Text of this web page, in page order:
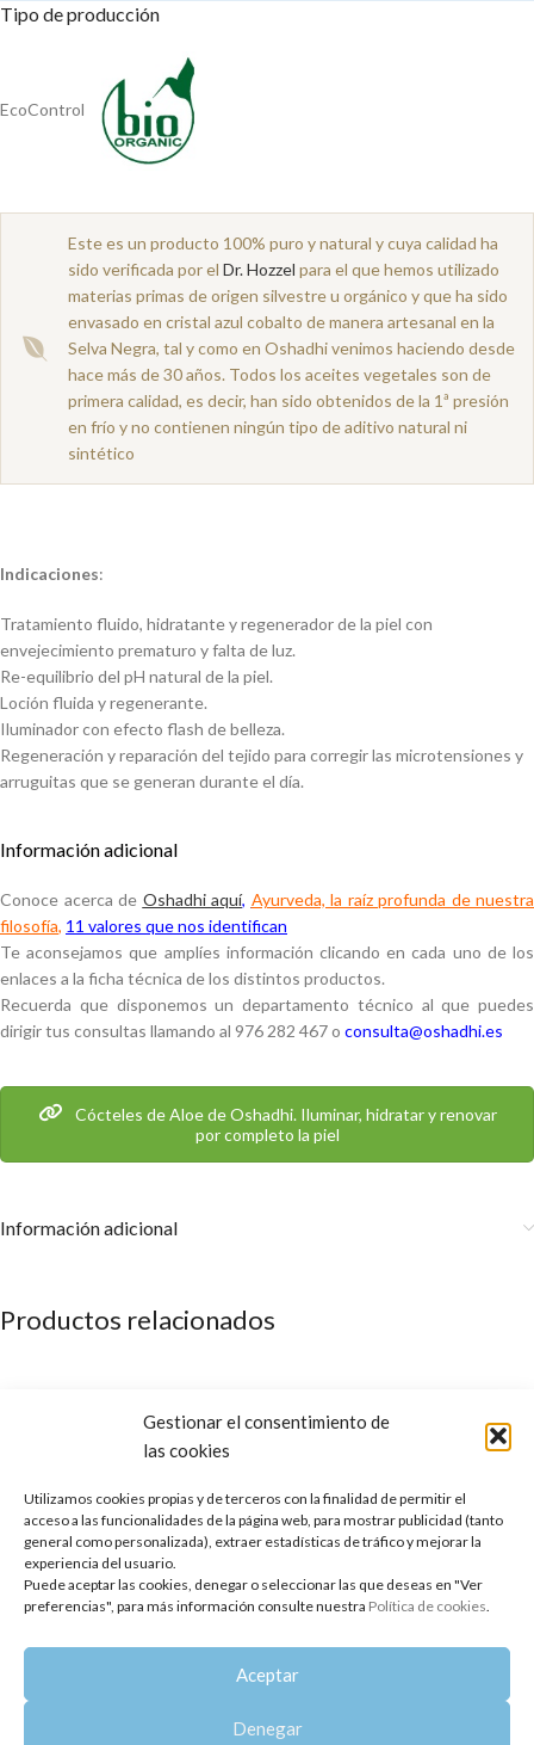
Gestionar el consentimiento de
las cookies
Utilizamos cookies propias y de terceros con la finalidad de permitir el
acceso a las funcionalidades de la página web, para mostrar publicidad (tanto
general como personalizada), extraer estadísticas de tráfico y mejorar la
experiencia del usuario.
Puede aceptar las cookies, denegar o seleccionar las que deseas en "Ver
preferencias", para más información consulte nuestra Política de cookies.
Aceptar
Denegar
Tipo de producción
EcoControl
Este es un producto 100% puro y natural y cuya calidad ha
sido verificada por el Dr. Hozzel para el que hemos utilizado
materias primas de origen silvestre u orgánico y que ha sido
envasado en cristal azul cobalto de manera artesanal en la
Selva Negra, tal y como en Oshadhi venimos haciendo desde
hace más de 30 años. Todos los aceites vegetales son de
primera calidad, es decir, han sido obtenidos de la 1ª presión
en frío y no contienen ningún tipo de aditivo natural ni
sintético
Indicaciones:
Tratamiento fluido, hidratante y regenerador de la piel con
envejecimiento prematuro y falta de luz.
Re-equilibrio del pH natural de la piel.
Loción fluida y regenerante.
Iluminador con efecto flash de belleza.
Regeneración y reparación del tejido para corregir las microtensiones y
arruguitas que se generan durante el día.
Información adicional
Conoce acerca de Oshadhi aquí, Ayurveda, la raíz profunda de nuestra
filosofía, 11 valores que nos identifican
Te aconsejamos que amplíes información clicando en cada uno de los
enlaces a la ficha técnica de los distintos productos.
Recuerda que disponemos un departamento técnico al que puedes
dirigir tus consultas llamando al 976 282 467 o consulta@oshadhi.es
Cócteles de Aloe de Oshadhi. Iluminar, hidratar y renovar
por completo la piel
Información adicional
Productos relacionados
14,96
Copyright 2014-2025Oshadhi España